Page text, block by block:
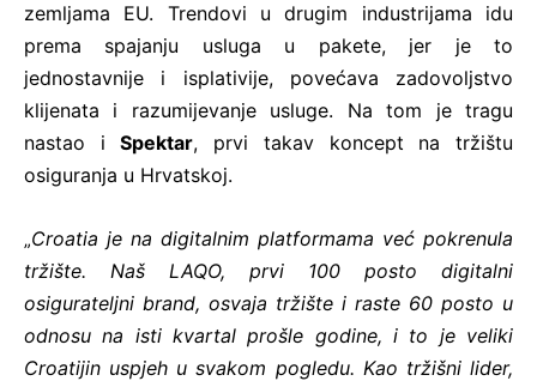
zemljama EU. Trendovi u drugim industrijama idu
prema spajanju usluga u pakete, jer je to
jednostavnije i isplativije, povećava zadovoljstvo
klijenata i razumijevanje usluge. Na tom je tragu
nastao iSpektar, prvi takav koncept na tržištu
osiguranja u Hrvatskoj.
„Croatia je na digitalnim platformama već pokrenula
tržište. Naš LAQO, prvi 100 posto digitalni
osigurateljni brand, osvaja tržište i raste 60 posto u
odnosu na isti kvartal prošle godine, i to je veliki
Croatijin uspjeh u svakom pogledu. Kao tržišni lider,